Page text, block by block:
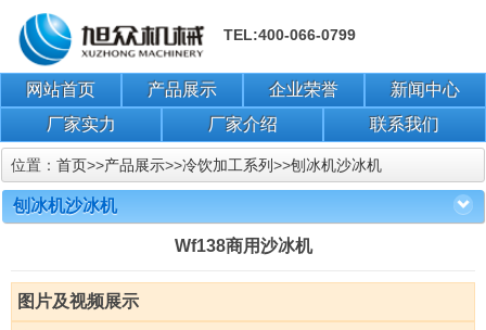
TEL:400-066-0799
网站首页 产品展示 企业荣誉
新闻中心
厂家实力
厂家介绍 联系我们
位置： 首页>>产品展示>>冷饮加工系列>>刨冰机沙冰机
刨冰机沙冰机
Wf138商用沙冰机
图片及视频展示